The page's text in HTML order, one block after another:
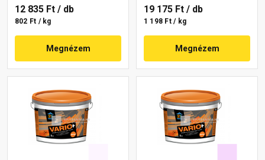
12 835 Ft / db
802 Ft / kg
Megnézem
19 175 Ft / db
1 198 Ft / kg
Megnézem